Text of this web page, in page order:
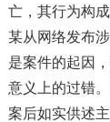
亡，其行为构
某从网络发布
是案件的起因
意义上的过错
案后如实供述